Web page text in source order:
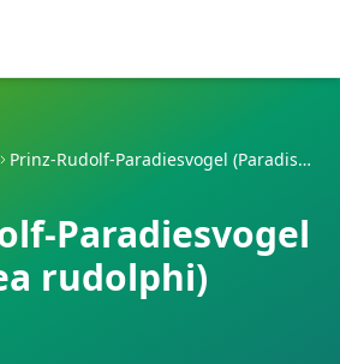
Prinz-Rudolf-Paradiesvogel (Paradisaea rudolphi)
Paradiesvogel
rudolphi)